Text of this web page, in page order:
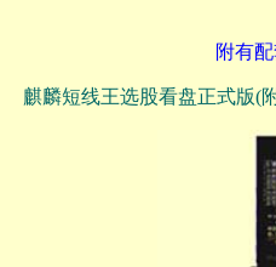
附有
麒麟短线王选股看盘正式版(